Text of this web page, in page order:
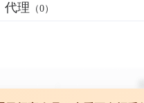
代理 （0）